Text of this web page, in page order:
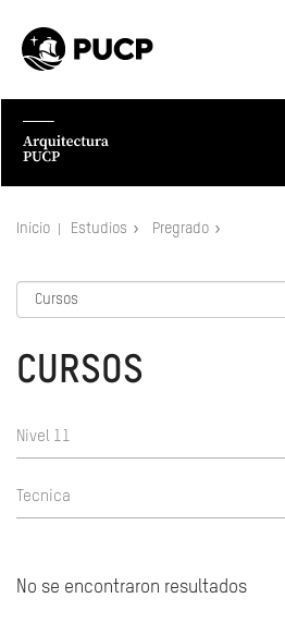
Inicio Estudios Pregrado
CURSOS
Nivel 11
Tecnica
No se encontraron resultados